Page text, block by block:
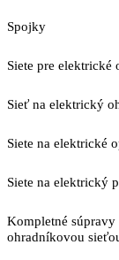
Spojky
Siete pre elektrické
Sieť na elektrický
Siete na elektrické
Siete na elektrický
Kompletné
ohradníkovou